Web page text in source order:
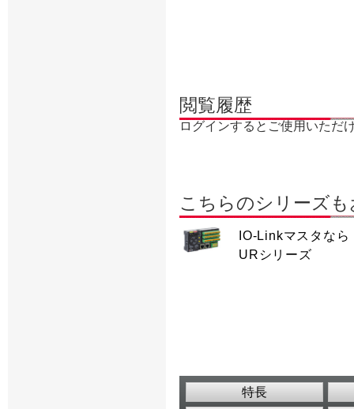
閲覧履歴
ログインするとご使用いただ
こちらのシリーズ
IO-Linkマスタなら
URシリーズ
特長